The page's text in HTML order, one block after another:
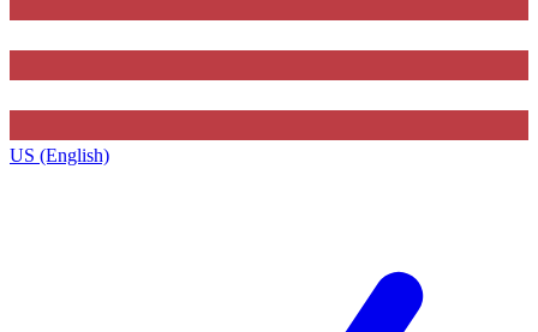
US (English)